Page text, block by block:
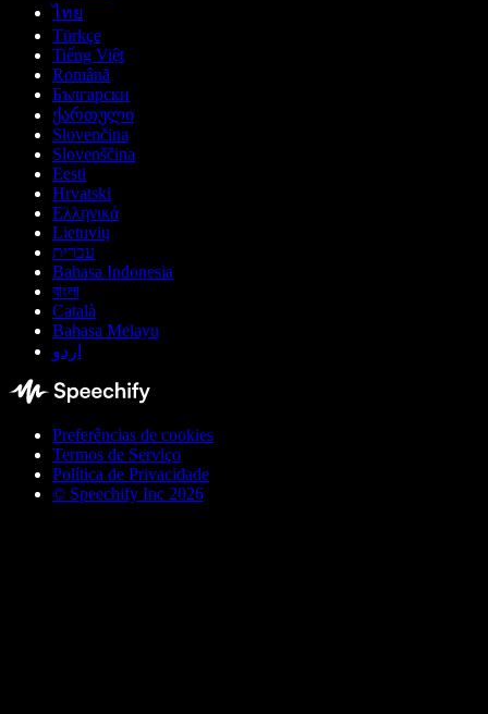
ไทย
Türkçe
Tiếng Việt
Română
Български
ქართული
Slovenčina
Slovenščina
Eesti
Hrvatski
Ελληνικά
Lietuvių
עברית
Bahasa Indonesia
বাংলা
Català
Bahasa Melayu
اردو
Preferências de cookies
Termos de Serviço
Política de Privacidade
© Speechify Inc 2026